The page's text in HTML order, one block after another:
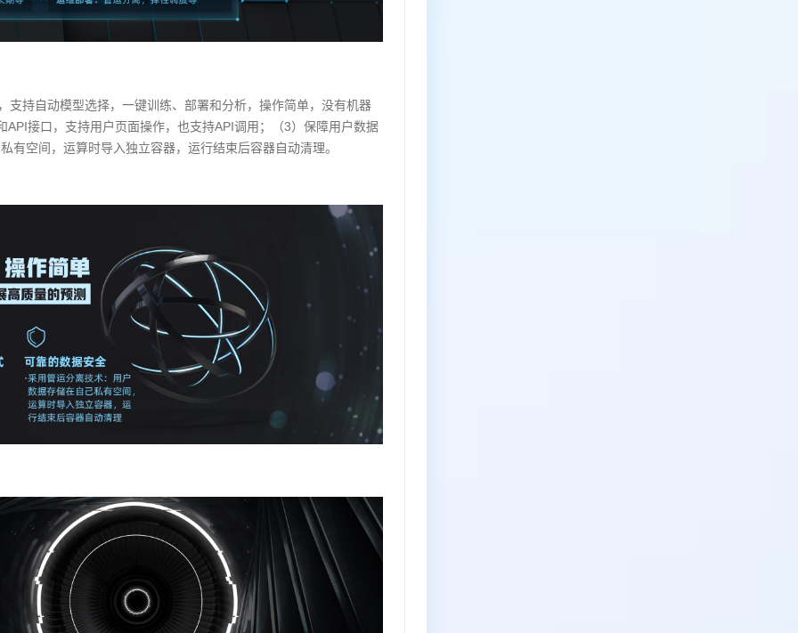
持自动模型选择，一键训练、部署和分析，操作简单，没有机器
接口，支持用户页面操作，也支持API调用；（3）保障用户数据
空间，运算时导入独立容器，运行结束后容器自动清理。